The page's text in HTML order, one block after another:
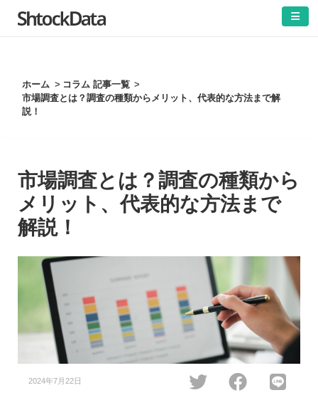
ホーム
コラム 記事一覧
市場調査とは？調査の種類からメリット、代表的な方法まで解
説！
市場調査とは？調査の種類から
メリット、代表的な方法まで
解説！
2024年7月22日